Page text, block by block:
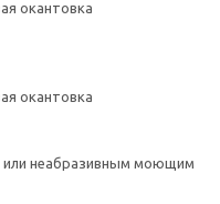
окантовка
окантовка
или неабразивным моющим